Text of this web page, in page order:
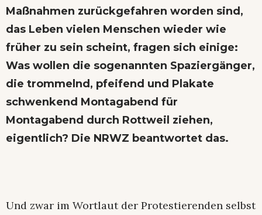
Maßnahmen zurückgefahren worden sind,
das Leben vielen Menschen wieder wie
früher zu sein scheint, fragen sich einige:
Was wollen die sogenannten Spaziergänger,
die trommelnd, pfeifend und Plakate
schwenkend Montagabend für
Montagabend durch Rottweil ziehen,
eigentlich? Die NRWZ beantwortet das.
Und zwar im Wortlaut der Protestierenden selbst